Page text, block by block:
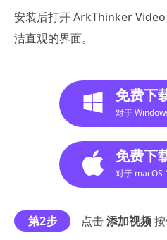
安装后打开 ArkThinker
洁直观的界面。
免费下
对于
免费下
对于 macOS
第2步 点击添加视频